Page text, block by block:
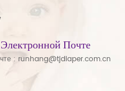
Почте
: runhang@tjdiaper.com.cn